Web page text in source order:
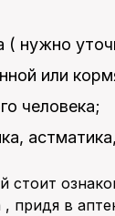
( нужно
или
человека;
стоит
, придя в